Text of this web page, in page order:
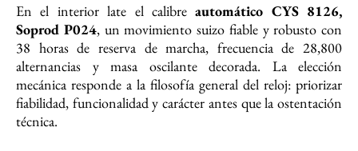
En el interior late el calibreautomático CYS 8126,
Soprod P024, un movimiento suizo fiable y robusto con
38 horas de reserva de marcha, frecuencia de 28,800
alternancias y masa oscilante decorada. La elección
mecánica responde a la filosofía general del reloj: priorizar
fiabilidad, funcionalidad y carácter antes que la ostentación
técnica.